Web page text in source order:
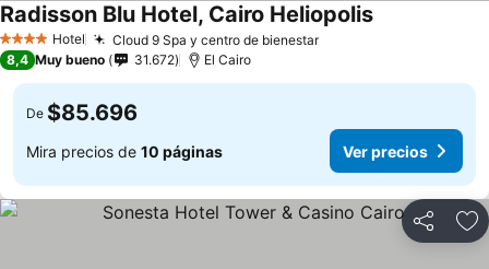
4 EstrellasHotel Cloud 9 Spa y centro de bienestar
Radisson Blu Hotel, Cairo Heliopolis
8,4 Muy bueno 31.672 El Cairo
De $85.696
Mira precios de 10 páginas Ver precios
Compartir